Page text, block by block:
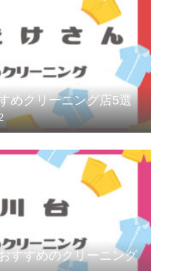
めクリーニング店5選
すすめのクリーニング